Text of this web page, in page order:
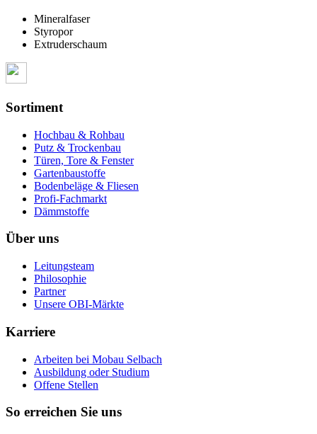
Mineralfaser
Styropor
Extruderschaum
Sortiment
Hochbau & Rohbau
Putz & Trockenbau
Türen, Tore & Fenster
Gartenbaustoffe
Bodenbeläge & Fliesen
Profi-Fachmarkt
Dämmstoffe
Über uns
Leitungsteam
Philosophie
Partner
Unsere OBI-Märkte
Karriere
Arbeiten bei Mobau Selbach
Ausbildung oder Studium
Offene Stellen
So erreichen Sie uns